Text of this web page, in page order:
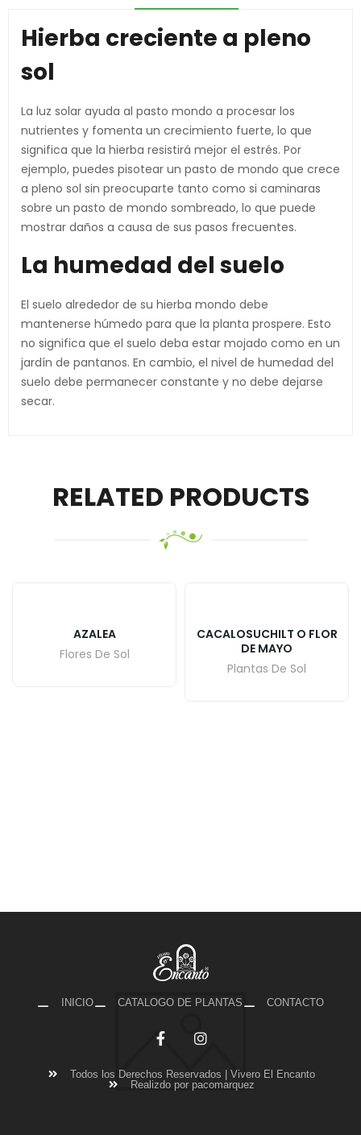
Hierba creciente a pleno
sol
La luz solar ayuda al pasto mondo a procesar los
nutrientes y fomenta un crecimiento fuerte, lo que
significa que la hierba resistirá mejor el estrés. Por
ejemplo, puedes pisotear un pasto de mondo que crece
a pleno sol sin preocuparte tanto como si caminaras
sobre un pasto de mondo sombreado, lo que puede
mostrar daños a causa de sus pasos frecuentes.
La humedad del suelo
El suelo alrededor de su hierba mondo debe
mantenerse húmedo para que la planta prospere. Esto
no significa que el suelo deba estar mojado como en un
jardín de pantanos. En cambio, el nivel de humedad del
suelo debe permanecer constante y no debe dejarse
secar.
RELATED PRODUCTS
AZALEA
Flores De Sol
CACALOSUCHILT O FLOR
DE MAYO
Plantas De Sol
INICIO CATALOGO DE PLANTAS CONTACTO
Todos los Derechos Reservados | Vivero El Encanto
Realizdo por pacomarquez